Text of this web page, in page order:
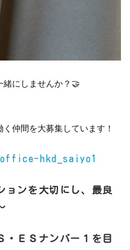
緒にしませんか？🤝
仲間を大募集しています！
hkd_saiyo1
ョンを大切にし、最良
・ＥＳナンバー１を目